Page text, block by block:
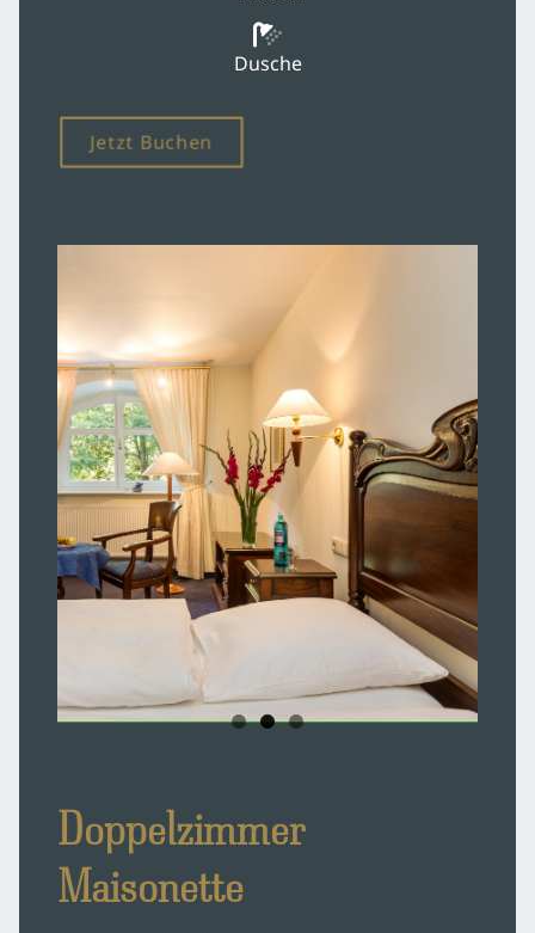
Hotel
Über uns
Dusche
Jetzt Buchen
Doppelzimmer
Maisonette